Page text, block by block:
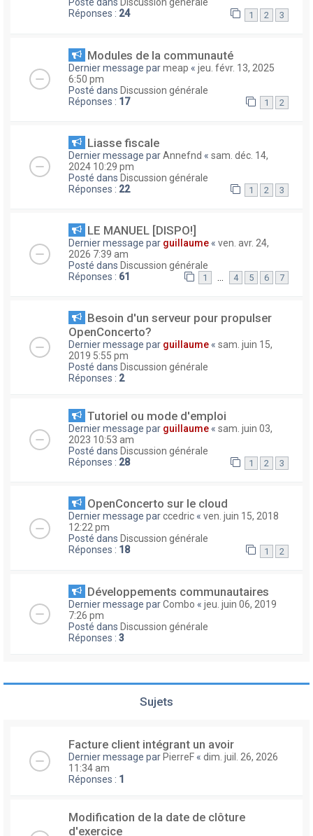
Posté dans Discussion générale
Réponses : 24 1 2 3
Modules de la communauté
Dernier message parmeap « jeu. févr. 13, 2025
6:50 pm
Posté dans Discussion générale
Réponses : 17 1 2
Liasse fiscale
Dernier message parAnnefnd « sam. déc. 14,
2024 10:29 pm
Posté dans Discussion générale
Réponses : 22 1 2 3
LE MANUEL [DISPO!]
Dernier message par guillaume « ven. avr. 24,
2026 7:39 am
Posté dans Discussion générale
Réponses : 61 1 … 4 5 6 7
Besoin d'un serveur pour propulser
OpenConcerto?
Dernier message par guillaume « sam. juin 15,
2019 5:55 pm
Posté dans Discussion générale
Réponses : 2
Tutoriel ou mode d'emploi
Dernier message par guillaume « sam. juin 03,
2023 10:53 am
Posté dans Discussion générale
Réponses : 28 1 2 3
OpenConcerto sur le cloud
Dernier message parccedric « ven. juin 15, 2018
12:22 pm
Posté dans Discussion générale
Réponses : 18 1 2
Développements communautaires
Dernier message parCombo « jeu. juin 06, 2019
7:26 pm
Posté dans Discussion générale
Réponses : 3
Sujets
Facture client intégrant un avoir
Dernier message parPierreF « dim. juil. 26, 2026
11:34 am
Réponses : 1
Modification de la date de clôture
d'exercice